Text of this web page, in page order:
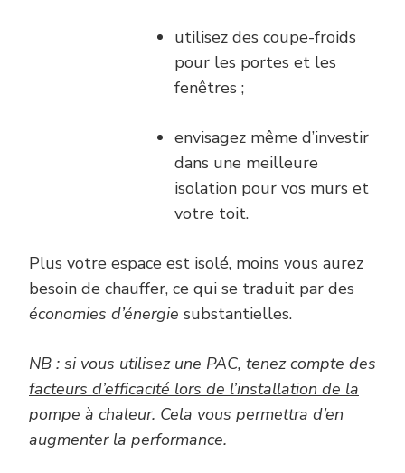
utilisez des coupe-froids
pour les portes et les
fenêtres ;
envisagez même d’investir
dans une meilleure
isolation pour vos murs et
votre toit.
Plus votre espace est isolé, moins vous aurez
besoin de chauffer, ce qui se traduit par des
économies d’énergie substantielles.
NB : si vous utilisez une PAC, tenez compte des
facteurs d’efficacité lors de l’installation de la
pompe à chaleur. Cela vous permettra d’en
augmenter la performance.